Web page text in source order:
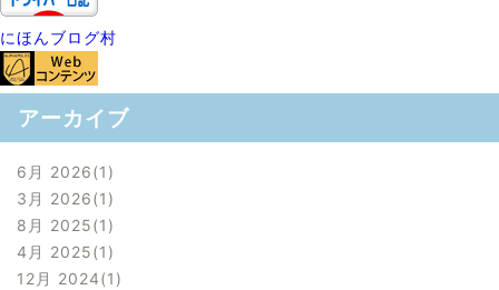
にほんブログ村
アーカイブ
6月 2026 1
3月 2026 1
8月 2025 1
4月 2025 1
12月 2024 1